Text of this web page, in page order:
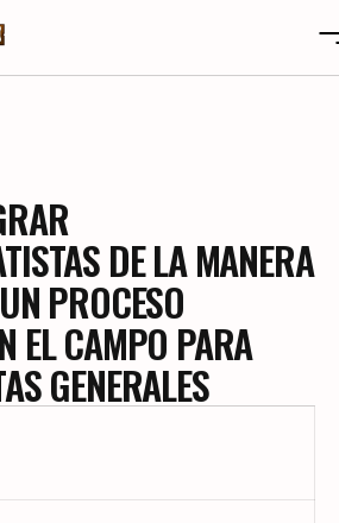
PROYECTOS
PROYECTOS
RESEÑAS
RESEÑAS
BLOGS
BLOGS
CAREERS
CAREERS
CONTACTO
CONTACTO
DE LA MANERA
PROCESO
EL CAMPO PARA
GENERALES